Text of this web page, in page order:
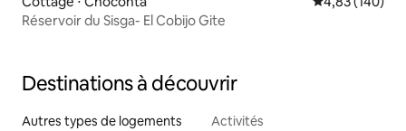
Réservoir du Sisga- El Cobijo Gite
Destinations à découvrir
Autres types de logements Activités